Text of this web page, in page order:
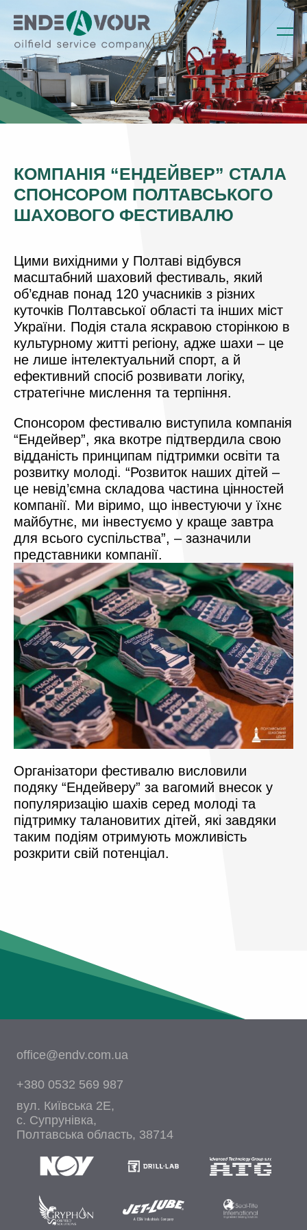
КОМПАНІЯ “ЕНДЕЙВЕР” СТАЛА
СПОНСОРОМ ПОЛТАВСЬКОГО
ШАХОВОГО ФЕСТИВАЛЮ
Цими вихідними у Полтаві відбувся
масштабний шаховий фестиваль, який
об’єднав понад 120 учасників з різних
куточків Полтавської області та інших міст
України. Подія стала яскравою сторінкою в
культурному житті регіону, адже шахи – це
не лише інтелектуальний спорт, а й
ефективний спосіб розвивати логіку,
стратегічне мислення та терпіння.
Спонсором фестивалю виступила компанія
“Ендейвер”, яка вкотре підтвердила свою
відданість принципам підтримки освіти та
розвитку молоді. “Розвиток наших дітей –
це невід’ємна складова частина цінностей
компанії. Ми віримо, що інвестуючи у їхнє
майбутнє, ми інвестуємо у краще завтра
для всього суспільства”, – зазначили
представники компанії.
Організатори фестивалю висловили
подяку “Ендейверу” за вагомий внесок у
популяризацію шахів серед молоді та
підтримку талановитих дітей, які завдяки
таким подіям отримують можливість
розкрити свій потенціал.
office@endv.com.ua
+380 0532 569 987
вул. Київська 2Е,
c. Супрунівка,
Полтавська область, 38714